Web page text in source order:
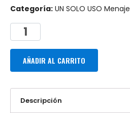
Categoría: UN SOLO USO Menaje
AÑADIR AL CARRITO
Descripción